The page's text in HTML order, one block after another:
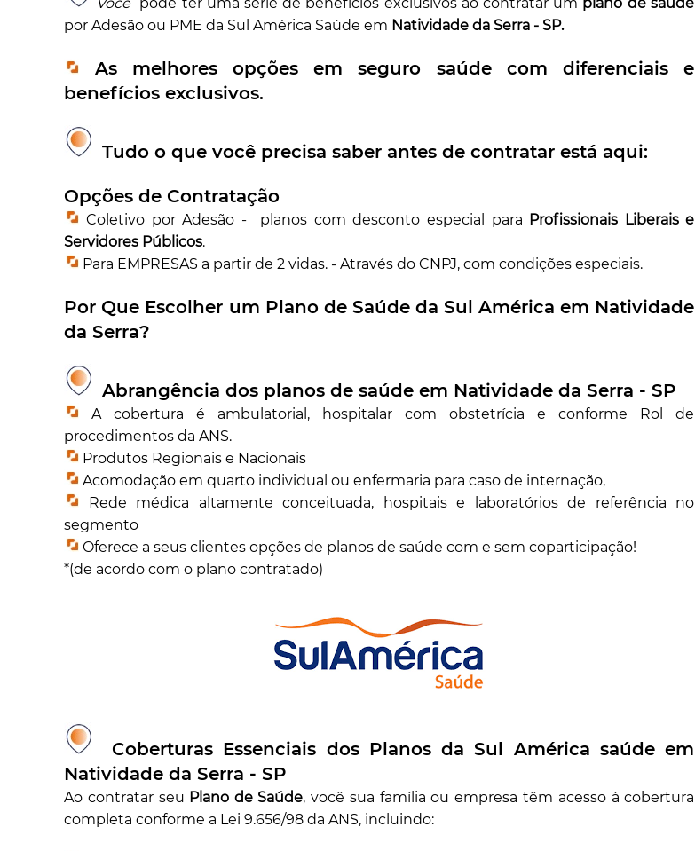
por Adesão ou PME da Sul América Saúde em Natividade da Serra - SP.
As melhores opções em seguro saúde com diferenciais e
benefícios exclusivos.
Tudo o que você precisa saber antes de contratar está aqui:
Opções de Contratação
Coletivo por Adesão - planos com desconto especial para Profissionais Liberais e
Servidores Públicos.
Para EMPRESAS a partir de 2 vidas. - Através do CNPJ, com condições especiais.
Por Que Escolher um Plano de Saúde da Sul América em Natividade
da Serra?
Abrangência dos planos de saúde em Natividade da Serra - SP
A cobertura é ambulatorial, hospitalar com obstetrícia e conforme Rol de
procedimentos da ANS.
Produtos Regionais e Nacionais
Acomodação em quarto individual ou enfermaria para caso de internação,
Rede médica altamente conceituada, hospitais e laboratórios de referência no
segmento
Oferece a seus clientes opções de planos de saúde com e sem coparticipação!
*(de acordo com o plano contratado)
Coberturas Essenciais dos Planos da Sul América saúde em
Natividade da Serra - SP
Ao contratar seu Plano de Saúde, você sua família ou empresa têm acesso à cobertura
completa conforme a Lei 9.656/98 da ANS, incluindo: